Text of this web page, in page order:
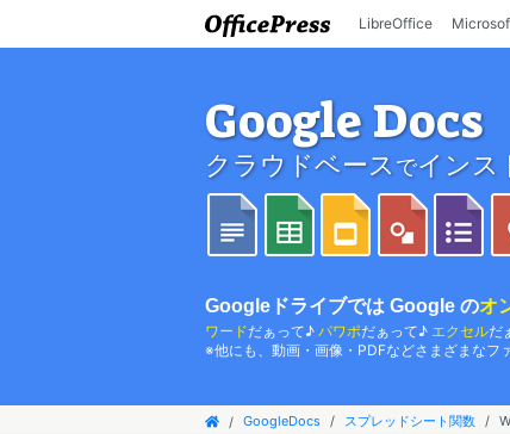
LibreOffice
Google Docs
クラウドベース でインス
Googleドライブでは Google のオ
ワードだぁって♪ パワポだぁって♪ エクセルだ
※他にも、動画・画像・PDFなどさまざまなフ
GoogleDocs スプレッドシート関数